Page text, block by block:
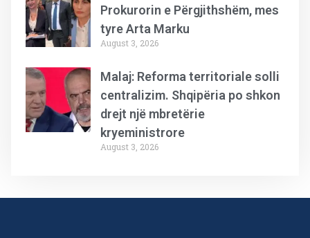
Prokurorin e Përgjithshëm, mes
tyre Arta Marku
August 3, 2026
Malaj: Reforma territoriale solli
centralizim. Shqipëria po shkon
drejt një mbretërie
kryeministrore
August 3, 2026